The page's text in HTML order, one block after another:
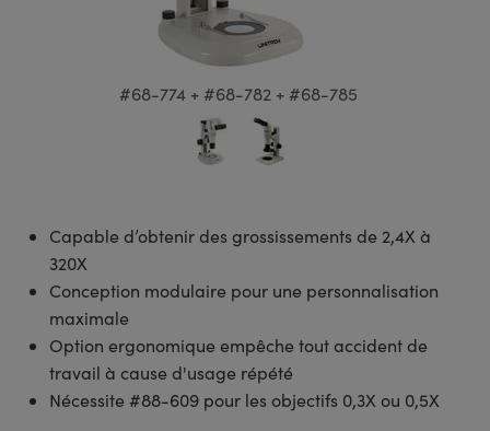
Traités par Pulvérisation Ionique
Diffractifs (DOE)
Optiques
Laser
Modulaires Zoom
: Laboratoire et Production
cohérence optique (OCT)
Systems
: Laboratoire et Production
Laboratoire ou Production
: Laboratoire ou Production
#68-774 + #68-782 + #68-785
Capable d’obtenir des grossissements de 2,4X à
320X
Conception modulaire pour une personnalisation
maximale
Option ergonomique empêche tout accident de
travail à cause d'usage répété
Nécessite #88-609 pour les objectifs 0,3X ou 0,5X